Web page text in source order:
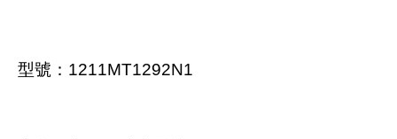
型號：1211MT1292N1